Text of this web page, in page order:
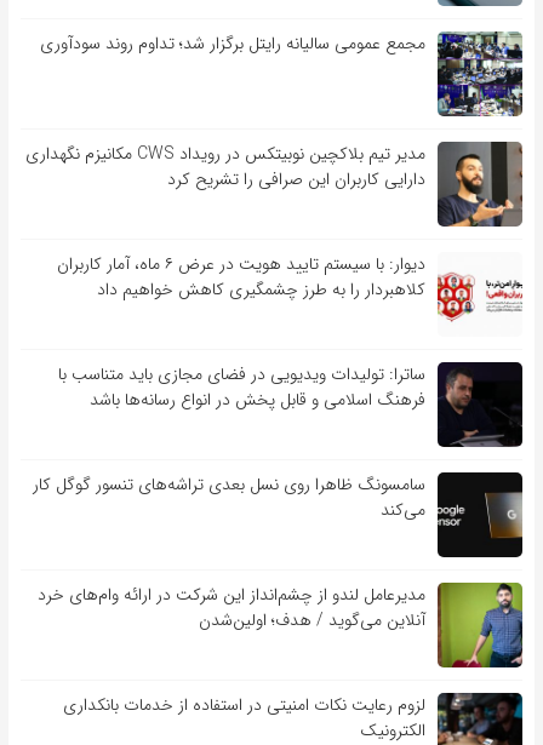
مجمع عمومی سالیانه رایتل برگزار شد؛ تداوم روند سودآوری
مدیر تیم بلاکچین نوبیتکس در رویداد CWS مکانیزم نگهداری
دارایی کاربران این صرافی را تشریح کرد
دیوار: با سیستم تایید هویت در عرض ۶ ماه، آمار کاربران
کلاهبردار را به طرز چشمگیری کاهش خواهیم داد
ساترا: تولیدات ویدیویی در فضای مجازی باید متناسب با
فرهنگ اسلامی و قابل پخش در انواع رسانه‌ها باشد
سامسونگ ظاهرا روی نسل بعدی تراشه‌های تنسور گوگل کار
می‌کند
مدیرعامل لندو از چشم‌انداز این شرکت در ارائه وام‌های خرد
آنلاین می‌گوید / هدف؛ اولین‌شدن
لزوم رعایت نکات امنیتی در استفاده از خدمات بانکداری
الکترونیک